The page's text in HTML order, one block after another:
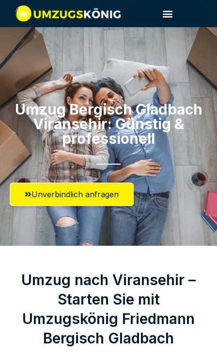
Umzug Bergisch Gladbach​
Viransehir: Günstig &
professionell​
Unverbindlich anfragen
Umzug nach Viransehir –
Starten Sie mit
Umzugskönig Friedmann
Bergisch Gladbach